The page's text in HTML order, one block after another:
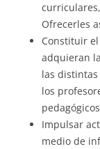
Ofrecerles
Constituir
adquieran
las
los
Impulsar
medio de